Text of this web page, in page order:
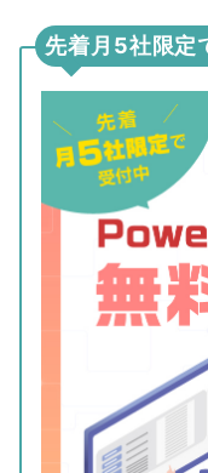
先着月5社限定